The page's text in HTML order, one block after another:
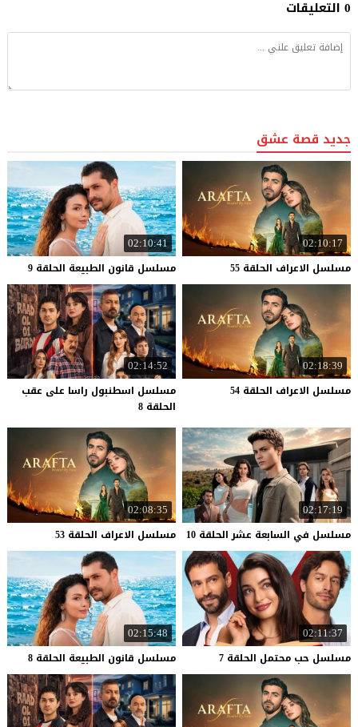
0 التعليقات
جديد قصة عشق
02:10:17
مسلسل الاعراف الحلقة 55
02:10:41
مسلسل قانون الطبيعة الحلقة 9
02:18:39
مسلسل الاعراف الحلقة 54
02:14:52
مسلسل اسطنبول راسا على عقب
الحلقة 8
02:17:19
مسلسل في السابعة عشر الحلقة 10
02:08:35
مسلسل الاعراف الحلقة 53
02:11:37
مسلسل حب محتمل الحلقة 7
02:15:48
مسلسل قانون الطبيعة الحلقة 8